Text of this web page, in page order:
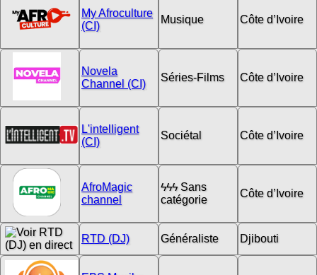
My Afroculture
(CI)
Musique Côte d’Ivoire
Novela
Channel (CI)
Séries-Films Côte d’Ivoire
L'intelligent
(CI)
Sociétal Côte d’Ivoire
AfroMagic
channel
ϟϟϟ Sans
catégorie
Côte d’Ivoire
RTD (DJ) Généraliste Djibouti